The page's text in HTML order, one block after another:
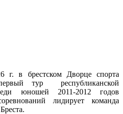
в брестском Дворце спорта
тур республиканской
юношей 2011-2012 годов
лидирует команда